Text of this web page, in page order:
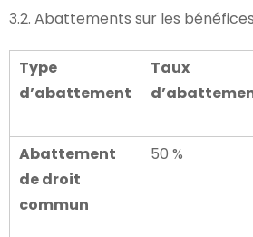
3.2. Abattements sur les bénéfices
Type
d’abattement
Taux
Abattement
de droit
commun
50 %